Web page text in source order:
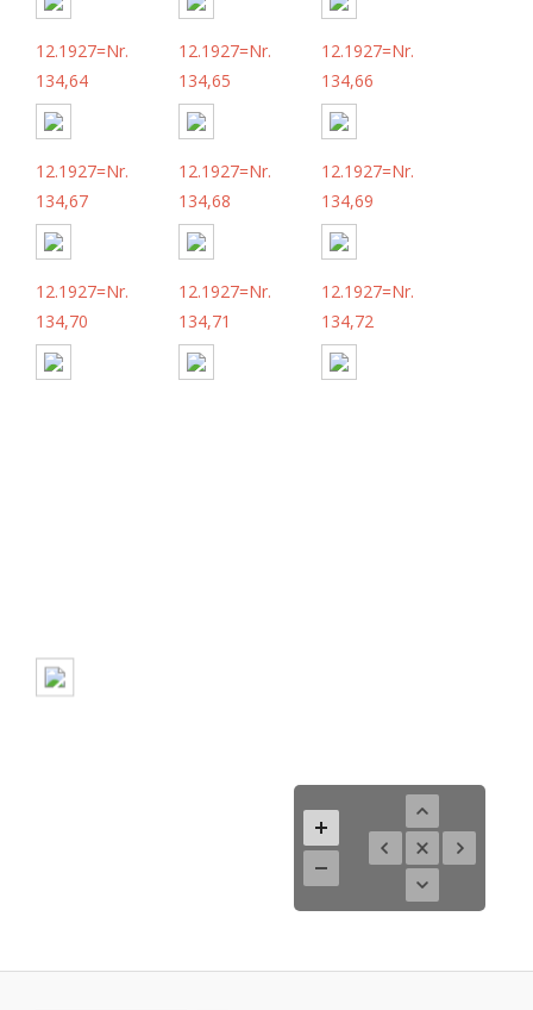
12.1927=Nr.
134,64
12.1927=Nr.
134,65
12.1927=Nr.
134,66
12.1927=Nr.
134,67
12.1927=Nr.
134,68
12.1927=Nr.
134,69
12.1927=Nr.
134,70
12.1927=Nr.
134,71
12.1927=Nr.
134,72